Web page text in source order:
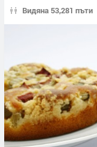
Видяна 53,281 пъти